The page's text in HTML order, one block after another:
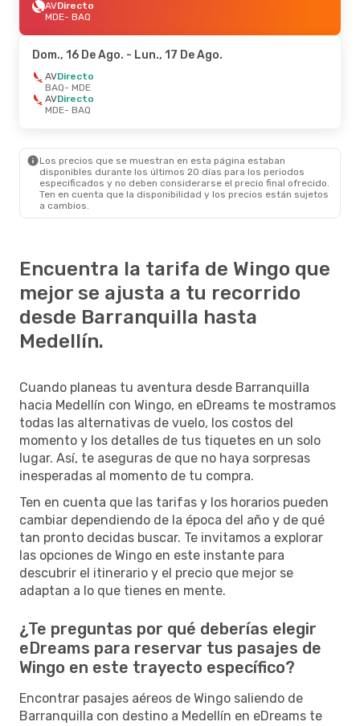
AVDirecto
MDE- BAQ
Dom., 16 De Ago. - Lun., 17 De Ago.
AVDirecto
BAQ- MDE
AVDirecto
MDE- BAQ
Los precios que se muestran en esta página estaban
disponibles durante los últimos 20 días para los periodos
especificados y no deben considerarse el precio final ofrecido.
Ten en cuenta que la disponibilidad y los precios están sujetos
a cambios.
Encuentra la tarifa de Wingo que
mejor se ajusta a tu recorrido
desde Barranquilla hasta
Medellín.
Cuando planeas tu aventura desde Barranquilla
hacia Medellín con Wingo, en eDreams te mostramos
todas las alternativas de vuelo, los costos del
momento y los detalles de tus tiquetes en un solo
lugar. Así, te aseguras de que no haya sorpresas
inesperadas al momento de tu compra.
Ten en cuenta que las tarifas y los horarios pueden
cambiar dependiendo de la época del año y de qué
tan pronto decidas buscar. Te invitamos a explorar
las opciones de Wingo en este instante para
descubrir el itinerario y el precio que mejor se
adaptan a lo que tienes en mente.
¿Te preguntas por qué deberías elegir
eDreams para reservar tus pasajes de
Wingo en este trayecto específico?
Encontrar pasajes aéreos de Wingo saliendo de
Barranquilla con destino a Medellín en eDreams te